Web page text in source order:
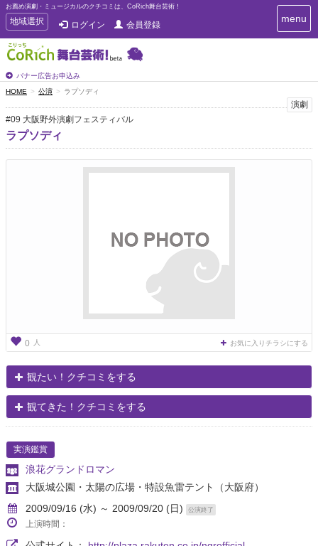
お薦め演劇・ミュージカルのクチコミは、CoRich舞台芸術！
T
o
g
g
e
n
a
v
i
g
地域選択 ログイン 会員登録
バナー広告お申込み
T
o
i
g
menu
HOME 公演 ラプソディ
演劇
#09 大阪野外演劇フェスティバル
ラプソディ
0 人 お気に入りチラシにする
観たい！クチコミをする
観てきた！クチコミをする
実演鑑賞
浪花グランドロマン
大阪城公園・太陽の広場・特設魚雷テント
（大阪府）
2009/09/16 (水) ～ 2009/09/20 (日)
公演終了
上演時間：